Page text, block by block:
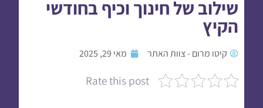
שילוב של חינוך וכיף בחודשי
הקיץ
קיטו מרום - צוות האתר מאי 29, 2025
Rate this post